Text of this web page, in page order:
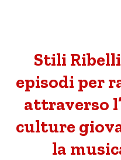
Stili
episodi per
attraverso
culture
la